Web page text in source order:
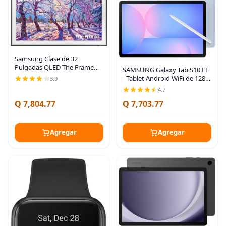
Samsung Clase de 32
Pulgadas QLED The Frame
Serie LS03C, Quantum HDR,
Modo Arte, Pantalla Mate
Pared de Ajuste Delgado
3.9
Q 7,804.77
Agregar
SAMSUNG Galaxy Tab S10 FE
- Tablet Android WiFi de 128
GB, pantalla grande, batería
procesador Exynos 1580,
4.7
Q 7,703.77
Agregar